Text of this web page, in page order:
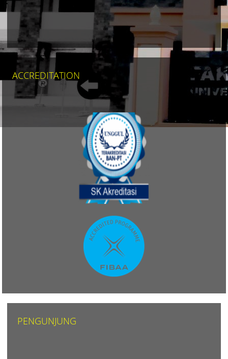
ACCREDITATION
PENGUNJUNG